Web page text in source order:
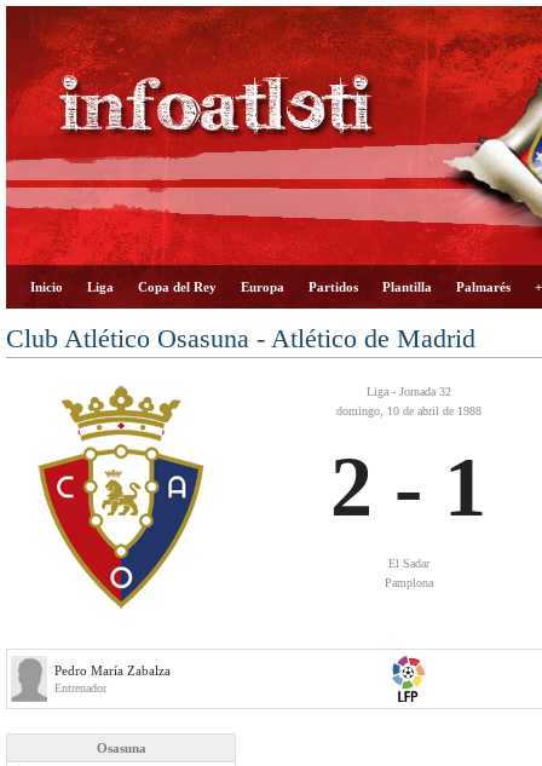
Inicio Liga Copa del Rey Europa Partidos Plantilla Palmarés
Club Atlético Osasuna - Atlético de Madrid
Liga - Jornada 32
domingo, 10 de abril de 1988
2 - 1
El Sadar
Pamplona
Pedro María Zabalza
Entrenador
Osasuna